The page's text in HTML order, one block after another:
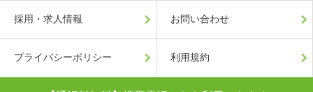
採用・求人情報 お問い合わせ
プライバシーポリシー 利用規約